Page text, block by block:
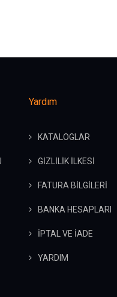
Yardım
KATALOGLAR
GİZLİLİK İLKESİ
FATURA BİLGİLERİ
BANKA HESAPLARI
İPTAL VE İADE
YARDIM